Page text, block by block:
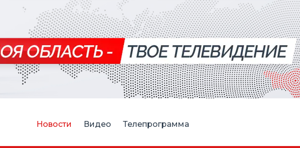
Новости Видео Телепрограмма